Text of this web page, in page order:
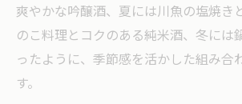
爽やかな吟醸酒、夏には川魚の塩焼き
のこ料理とコクのある純米酒、冬には
ったように、季節感を活かした組み合
す。